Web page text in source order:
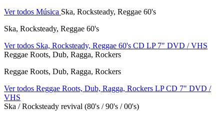
Ver todos Música Ska, Rocksteady, Reggae 60's
Ska, Rocksteady, Reggae 60's
Ver todos Ska, Rocksteady, Reggae 60's CD LP 7" DVD / VHS
Reggae Roots, Dub, Ragga, Rockers
Reggae Roots, Dub, Ragga, Rockers
Ver todos Reggae Roots, Dub, Ragga, Rockers LPCD 7" DVD /
VHS
Ska / Rocksteady revival (80's / 90's / 00's)